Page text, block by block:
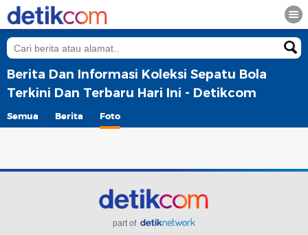
Berita Dan Informasi Koleksi Sepatu Bola
Terkini Dan Terbaru Hari Ini - Detikcom
Semua Berita Foto
part of